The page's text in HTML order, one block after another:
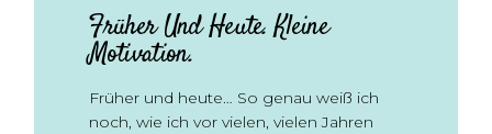
Früher Und Heute. Kleine
Motivation.
Früher und heute… So genau weiß ich
noch, wie ich vor vielen, vielen Jahren